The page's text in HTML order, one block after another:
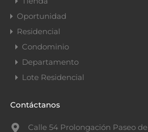
Oportunidad
Residencial
Condominio
Departamento
Lote Residencial
Contáctanos
Calle 54 Prolongación Paseo de